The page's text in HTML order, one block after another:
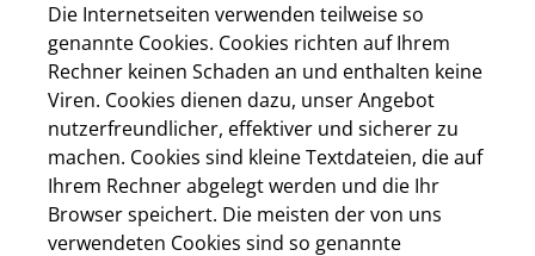
Die Internetseiten verwenden teilweise so
genannte Cookies. Cookies richten auf Ihrem
Rechner keinen Schaden an und enthalten keine
Viren. Cookies dienen dazu, unser Angebot
nutzerfreundlicher, effektiver und sicherer zu
machen. Cookies sind kleine Textdateien, die auf
Ihrem Rechner abgelegt werden und die Ihr
Browser speichert. Die meisten der von uns
verwendeten Cookies sind so genannte